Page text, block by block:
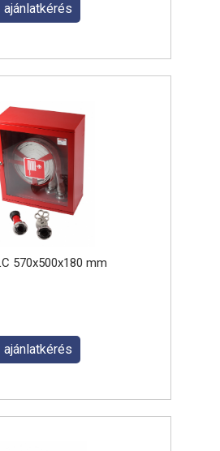
ajánlatkérés
570x500x180 mm
ajánlatkérés